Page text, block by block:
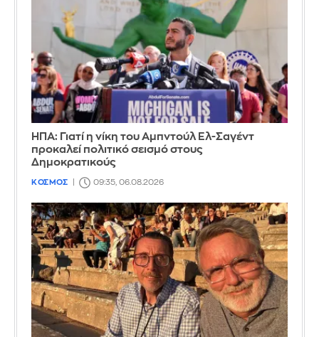
ΗΠΑ: Γιατί η νίκη του Αμπντούλ Ελ-Σαγέντ
προκαλεί πολιτικό σεισμό στους
Δημοκρατικούς
ΚΟΣΜΟΣ 09:35, 06.08.2026